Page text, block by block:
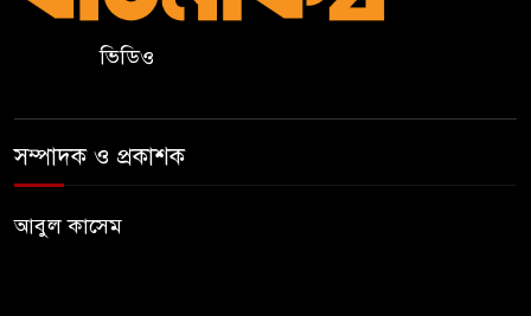
মার্কিন রাষ্ট্রদূত
ভিডিও
সম্পাদক ও প্রকাশক
আবুল কাসেম